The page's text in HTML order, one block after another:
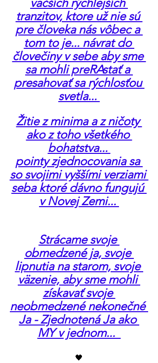
tranzitov, ktore už nie sú
pre človeka nás vôbec a
tom to je... návrat do
človečiny v sebe aby sme
sa mohli preRAstať a
presahovať sa rýchlosťou
svetla...
Žitie z minima a z ničoty
ako z toho všetkého
bohatstva...
pointy zjednocovania sa
so svojimi vyššími verziami
seba ktoré dávno fungujú
v Novej Zemi...
Strácame svoje
obmedzené ja, svoje
lipnutia na starom, svoje
väzenie, aby sme mohli
získavať svoje
neobmedzené nekonečné
Ja - Zjednotená Ja ako
MY v jednom...
🖤